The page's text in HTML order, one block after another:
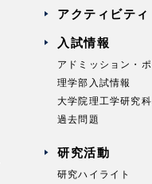
アクティビティ
入試情報
アドミッション・
理学部入試情報
大学院理工学研究
過去問題
研究活動
研究ハイライト